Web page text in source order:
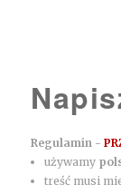
Regulamin -
używamy
treść musi